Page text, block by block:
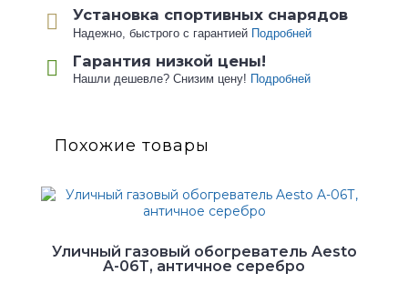
Установка спортивных снарядов
Надежно, быстрого с гарантией Подробней
Гарантия низкой цены!
Нашли дешевле? Снизим цену! Подробней
Похожие товары
Уличный газовый обогреватель Aesto
A-06Т, античное серебро